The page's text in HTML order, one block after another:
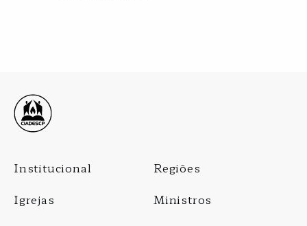
Footer
Menu
Institucional
Regiões
Igrejas
Ministros